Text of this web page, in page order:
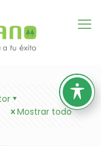
Mostrar todo